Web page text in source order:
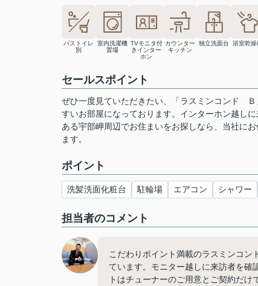
バストイレ
別
室内洗濯機
置場
TVモニタ付
きインター
ホン
カウンター
キッチン
独立洗面台 浴室乾燥
セールスポイント
ぜひ一度見ていただきたい、「ラスミンコンド
すいお部屋になっております。インターホン越し
ある宇部岬周辺でお住まいをお探しなら、当社に
ます。
ポイント
洗髪洗面化粧台 駐輪場 エアコン シャワー
担当者のコメント
こだわりポイント満載のラスミンコ
ています。モニター越しに来訪者を確
トはチューナーのご用意とご契約だ